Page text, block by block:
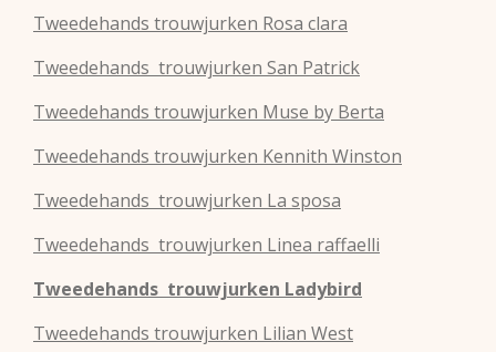
Tweedehands trouwjurken Rosa clara
Tweedehands trouwjurken San Patrick
Tweedehands trouwjurken Muse by Berta
Tweedehands trouwjurken Kennith Winston
Tweedehands trouwjurken La sposa
Tweedehands trouwjurken Linea raffaelli
Tweedehands trouwjurken Ladybird
Tweedehands trouwjurken Lilian West